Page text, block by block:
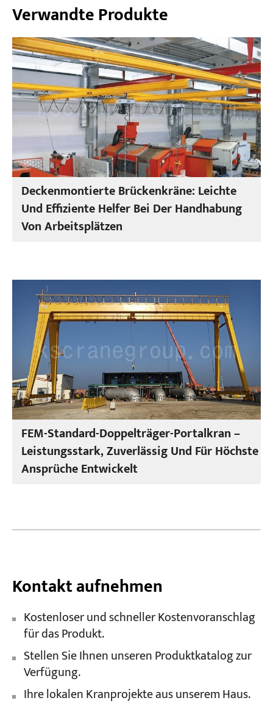
Verwandte Produkte
Deckenmontierte Brückenkräne: Leichte
Und Effiziente Helfer Bei Der Handhabung
Von Arbeitsplätzen
FEM-Standard-Doppelträger-Portalkran –
Leistungsstark, Zuverlässig Und Für Höchste
Ansprüche Entwickelt
Kontakt aufnehmen
Kostenloser und schneller Kostenvoranschlag
für das Produkt.
Stellen Sie Ihnen unseren Produktkatalog zur
Verfügung.
Ihre lokalen Kranprojekte aus unserem Haus.